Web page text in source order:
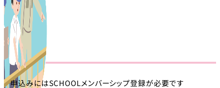
申込みにはSCHOOLメンバーシップ登録が必要です